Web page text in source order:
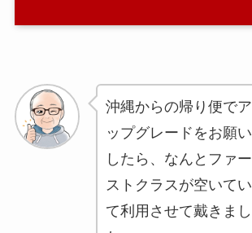
沖縄からの帰り便でア
ップグレードをお願い
したら、なんとファー
ストクラスが空いてい
て利用させて戴きまし